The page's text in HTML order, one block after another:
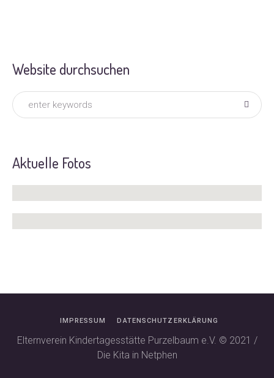
Website durchsuchen
Aktuelle Fotos
IMPRESSUM DATENSCHUTZERKLÄRUNG
Elternverein Kindertagesstätte Purzelbaum e.V. © 2021 /
Die Kita in Netphen